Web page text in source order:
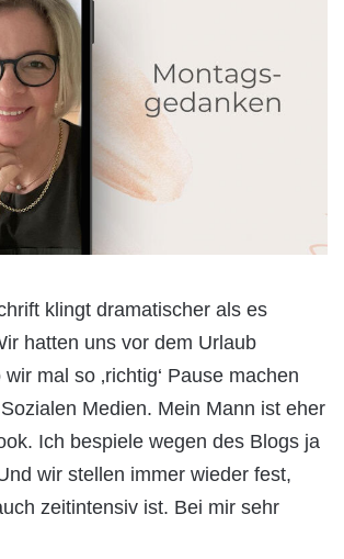
klingt dramatischer als es
hatten uns vor dem Urlaub
mal so ‚richtig‘ Pause machen
Medien. Mein Mann ist eher
Ich bespiele wegen des Blogs ja
wir stellen immer wieder fest,
zeitintensiv ist. Bei mir sehr